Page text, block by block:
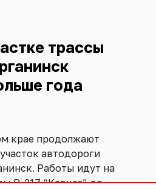
трассы
года
крае продолжают
автодороги
Работы идут на
Р-217 “Кавказ” до